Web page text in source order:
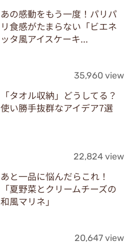
あの感動をもう一度！パリパ
リ食感がたまらない「ビエネ
ッタ風アイスケーキ...
35,960 view
「タオル収納」どうしてる？
使い勝手抜群なアイデア7選
22,824 view
あと一品に悩んだらこれ！
「夏野菜とクリームチーズの
和風マリネ」
20,647 view